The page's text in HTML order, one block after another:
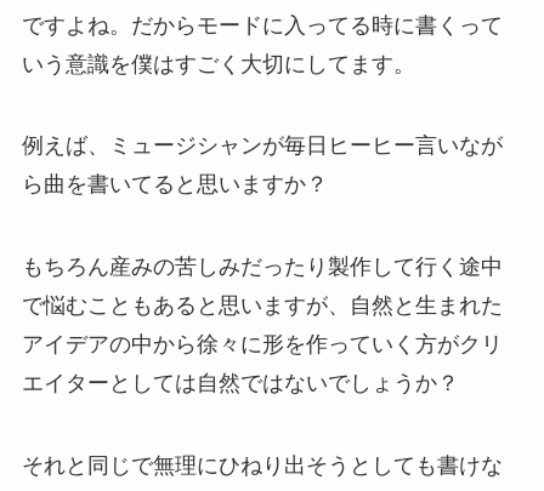
ですよね。だからモードに入ってる時に書くって
いう意識を僕はすごく大切にしてます。
例えば、ミュージシャンが毎日ヒーヒー言いなが
ら曲を書いてると思いますか？
もちろん産みの苦しみだったり製作して行く途中
で悩むこともあると思いますが、自然と生まれた
アイデアの中から徐々に形を作っていく方がクリ
エイターとしては自然ではないでしょうか？
それと同じで無理にひねり出そうとしても書けな